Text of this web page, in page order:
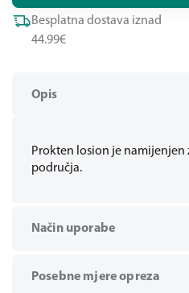
Opis
Prokten losion je
područja.
Način uporabe
Posebne mjere opreza
Besplatna dostava iznad
44.99€